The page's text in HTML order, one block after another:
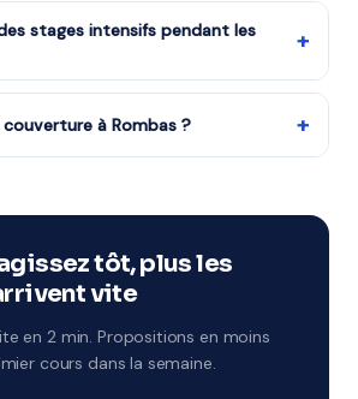
partenaire est agréé services à la
supérieures et adultes.
stages intensifs pendant les
+
partenaire propose des stages
de vacances scolaires.
à Rombas ? +
votre quartier.tôt, plus les
vite
en 2 min. Propositions en moins
cours dans la semaine.